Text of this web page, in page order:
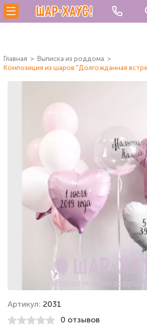
Главная
Выписка из роддома
Композиция из шаров "Долгожданная
Артикул: 2031
0 отзывов